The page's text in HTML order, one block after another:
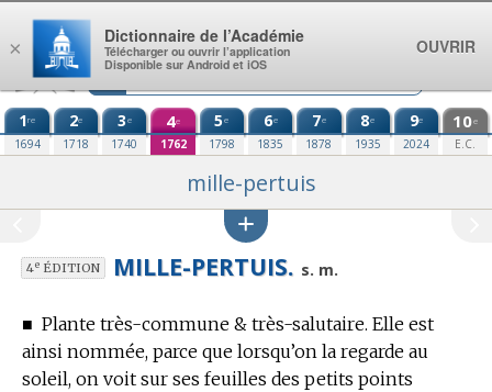
Aller au contenu
1re
1694
2e
1718
3e
1740
4e
1762
5e
1798
6e
1835
7e
1878
8e
1935
9e
2024
10e
E.C.
mille-pertuis
4eÉDITION MILLE-PERTUIS. s. m.
■ Plante très-commune & très-salutaire. Elle est
ainsi nommée, parce que lorsqu’on la regarde au
soleil, on voit sur ses feuilles des petits points
×
Dictionnaire de l’Académie
Télécharger ou ouvrir l’application
Disponible sur Android et iOS
OUVRIR